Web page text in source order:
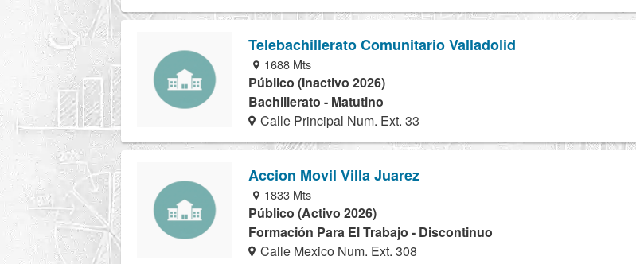
Telebachillerato Comunitario Valladolid
1688 Mts
Público (Inactivo 2026)
Bachillerato - Matutino
Calle Principal Num. Ext. 33
Accion Movil Villa Juarez
1833 Mts
Público (Activo 2026)
Formación Para El Trabajo - Discontinuo
Calle Mexico Num. Ext. 308